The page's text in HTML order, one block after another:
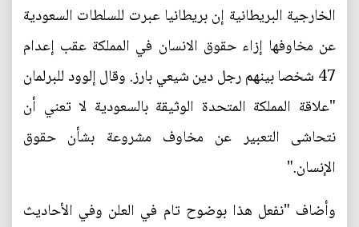
الخارجية البريطانية إن بريطانيا عبرت للسلطات السعودية
عن مخاوفها إزاء حقوق الانسان في المملكة عقب إعدام
47 شخصا بينهم رجل دين شيعي بارز. وقال إلوود للبرلمان
"علاقة المملكة المتحدة الوثيقة بالسعودية لا تعني أن
نتحاشى التعبير عن مخاوف مشروعة بشأن حقوق
الإنسان."
وأضاف "نفعل هذا بوضوح تام في العلن وفي الأحاديث